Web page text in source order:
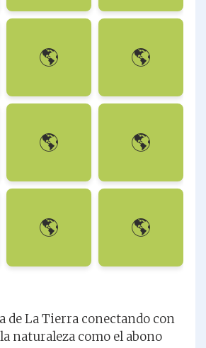
🌎
Claridad 🌎
El Roble
🌎
Crecimiento 🌎
Agua Tranquila
🌎
Paciencia 🌎
La Semilla
de La Tierra conectando con
naturaleza como el abono